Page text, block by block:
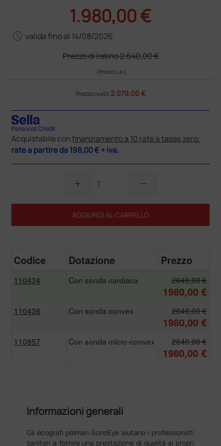
1.980,00 €
schedule valida fino al 14/08/2026
Prezzo di listino2.640,00 €
(Prezzo i.e.)
Prezzo ivato 2.079,00 €
Acquistabile con finanziamento a 10 rate a tasse zero:
rate a partire da198,00 €+ iva.
add remove
AGGIUNGI AL CARRELLO
Codice Dotazione Prezzo
110434 Con sonda cardiaca 2640,00 €
1980,00 €
110436 Con sonda convex 2640,00 €
1980,00 €
110857 Con sonda micro-convex 2640,00 €
1980,00 €
Informazioni generali
Gli ecografi palmari SonoEye aiutano i professionisti
sanitari a fornire una prestazione di qualità ai propri